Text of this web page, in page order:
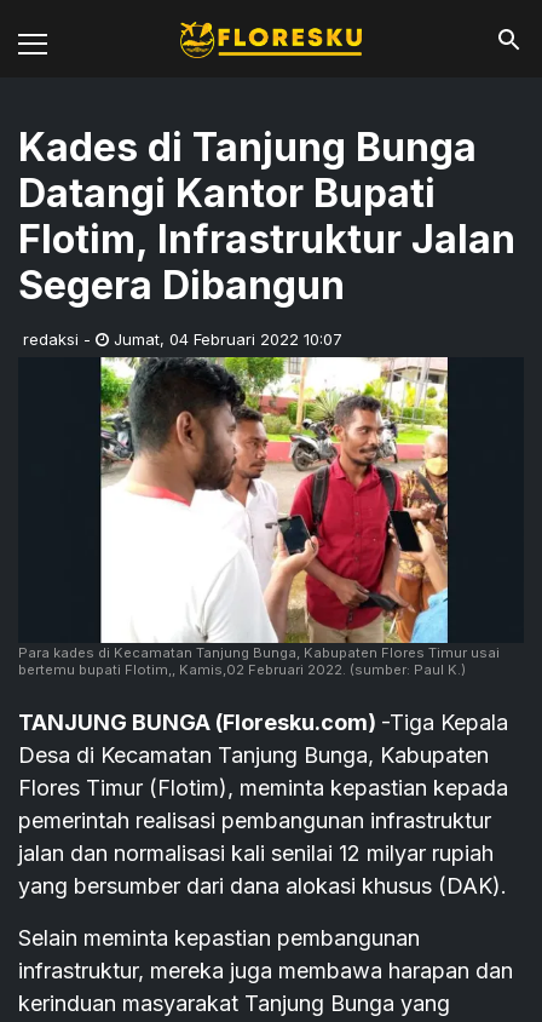
Kades di Tanjung Bunga
Datangi Kantor Bupati
Flotim, Infrastruktur Jalan
Segera Dibangun
redaksi - Jumat, 04 Februari 2022 10:07
Para kades di Kecamatan Tanjung Bunga, Kabupaten Flores Timur usai
bertemu bupati Flotim,, Kamis,02 Februari 2022. (sumber: Paul K.)
TANJUNG BUNGA (Floresku.com) -Tiga Kepala
Desa di Kecamatan Tanjung Bunga, Kabupaten
Flores Timur (Flotim), meminta kepastian kepada
pemerintah realisasi pembangunan infrastruktur
jalan dan normalisasi kali senilai 12 milyar rupiah
yang bersumber dari dana alokasi khusus (DAK).
Selain meminta kepastian pembangunan
infrastruktur, mereka juga membawa harapan dan
kerinduan masyarakat Tanjung Bunga yang